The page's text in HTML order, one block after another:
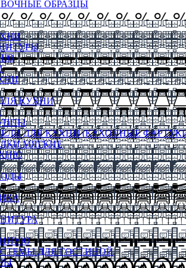
ОБРАЗЦЫ
КУХНИ
ДЛЯ КУХНИ (КУХОННЫЕ
МЯГКИЕ
ДЛЯ ГОСТИНОЙ